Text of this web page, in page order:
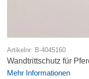
Artikelnr: B-4045160
Wandtrittschutz für
Mehr Informationen